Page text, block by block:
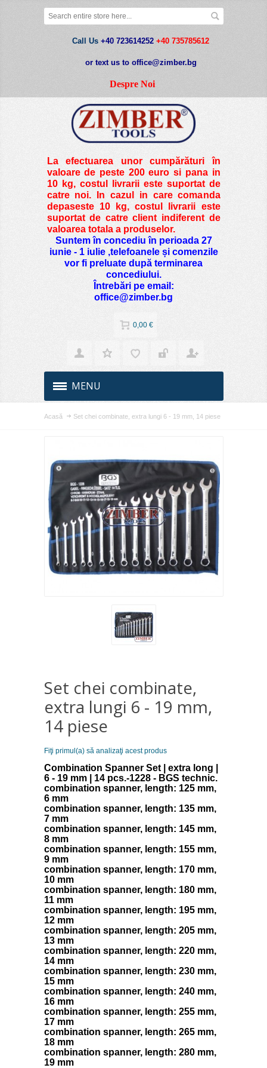
Call Us +40 723614252 +40 735785612
or text us to office@zimber.bg
Despre Noi
La efectuarea unor cumpărături în
valoare de peste200 euro si pana in
10 kg, costul livrarii este suportat de
catre noi. In cazul in care comanda
depaseste 10 kg, costul livrarii este
suportat de catre client indiferent de
valoarea totala a produselor.
Suntem în concediu în perioada 27
iunie - 1 iulie ,telefoanele și comenzile
vor fi preluate după terminarea
concediului.
Întrebări pe email:
office@zimber.bg
0,00 €
MENU
Acasă Set chei combinate, extra lungi 6 - 19 mm, 14 piese
Set chei combinate,
extra lungi 6 - 19 mm,
14 piese
Fiţi primul(a) să analizaţi acest produs
Combination Spanner Set | extra long |
6 - 19 mm | 14 pcs.-1228 - BGS technic.
combination spanner, length: 125 mm,
6 mm
combination spanner, length: 135 mm,
7 mm
combination spanner, length: 145 mm,
8 mm
combination spanner, length: 155 mm,
9 mm
combination spanner, length: 170 mm,
10 mm
combination spanner, length: 180 mm,
11 mm
combination spanner, length: 195 mm,
12 mm
combination spanner, length: 205 mm,
13 mm
combination spanner, length: 220 mm,
14 mm
combination spanner, length: 230 mm,
15 mm
combination spanner, length: 240 mm,
16 mm
combination spanner, length: 255 mm,
17 mm
combination spanner, length: 265 mm,
18 mm
combination spanner, length: 280 mm,
19 mm